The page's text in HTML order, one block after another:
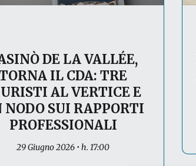
DE LA VALLÉE,
IL CDA: TRE
AL VERTICE E
NODO SUI RAPPORTI
PROFESSIONALI
29 Giugno 2026 • h. 17:00